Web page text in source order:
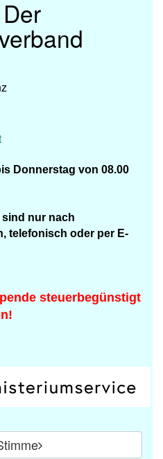
Donnerstag von 08.00
sind nur nach
telefonisch oder per E-
steuerbegünstigt